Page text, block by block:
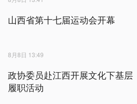
山西省第十七届运动会开幕
8月8日 13:49
政协委员赴江西开展文化下基层
履职活动